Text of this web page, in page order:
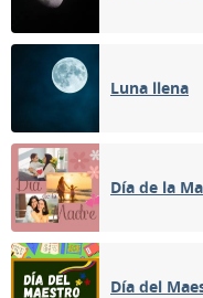
Luna llena
Día de la
Día del